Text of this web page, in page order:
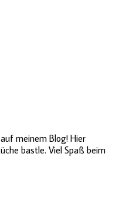
meinem Blog! Hier
bastle. Viel Spaß beim